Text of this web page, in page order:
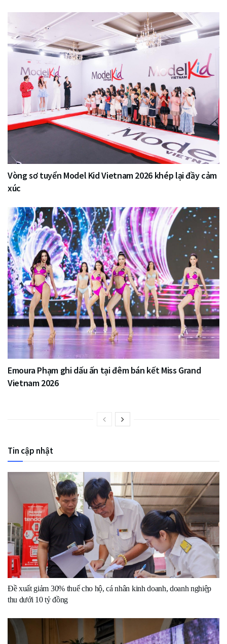
Vòng sơ tuyển Model Kid Vietnam 2026 khép lại đầy cảm
xúc
Emoura Phạm ghi dấu ấn tại đêm bán kết Miss Grand
Vietnam 2026
Tin cập nhật
Đề xuất giảm 30% thuế cho hộ, cá nhân kinh doanh, doanh nghiệp
thu dưới 10 tỷ đồng